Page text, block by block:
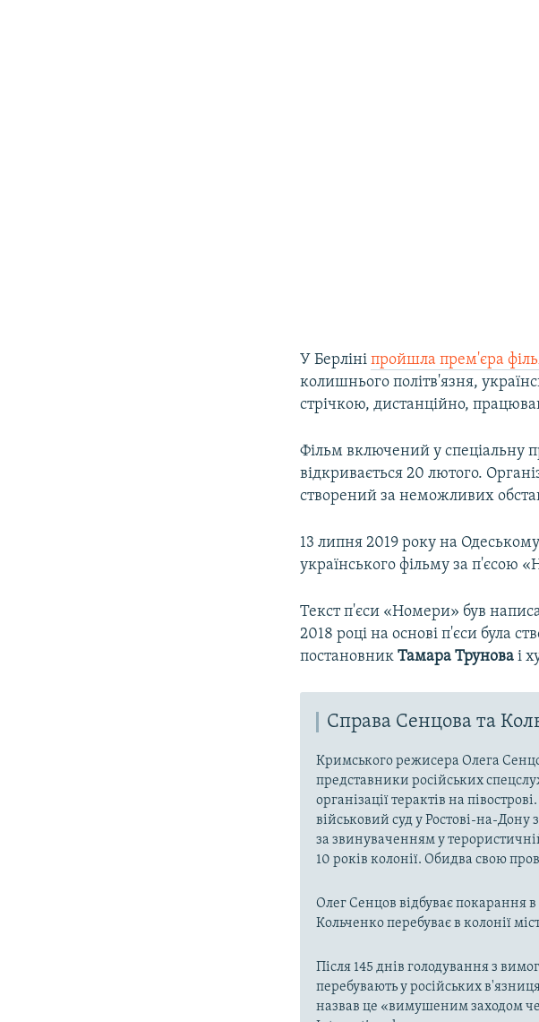
У Берлініпройшла прем'єра
колишнього політв'язня,
стрічкою, дистанційно,
Фільм включений у спеціальну
відкривається 20 лютого.
створений за неможливих
13 липня 2019 року на
українського фільму за п'єсою
Текст п'єси «Номери» був
2018 році на основі п'єси була
постановникТамара Трунова і
Справа Сенцова та
Кримського режисера Олега
представники російських
організації терактів на
військовий суд у Ростові-на-Дону
за звинуваченням у
10 років колонії. Обидва свою
Олег Сенцов відбуває покарання в
Кольченко перебуває в колонії
Після 145 днів голодування з
перебувають у російських
назвав це «вимушеним заходом